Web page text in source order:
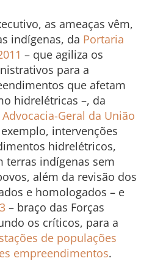
as ameaças vêm,
indígenas, da Portaria
– que agiliza os
para a
que afetam
hidrelétricas –, da
Geral da União
intervenções
hidrelétricos,
terras indígenas sem
além da revisão dos
e homologados – e
– braço das Forças
os críticos, para a
de populações
empreendimentos.